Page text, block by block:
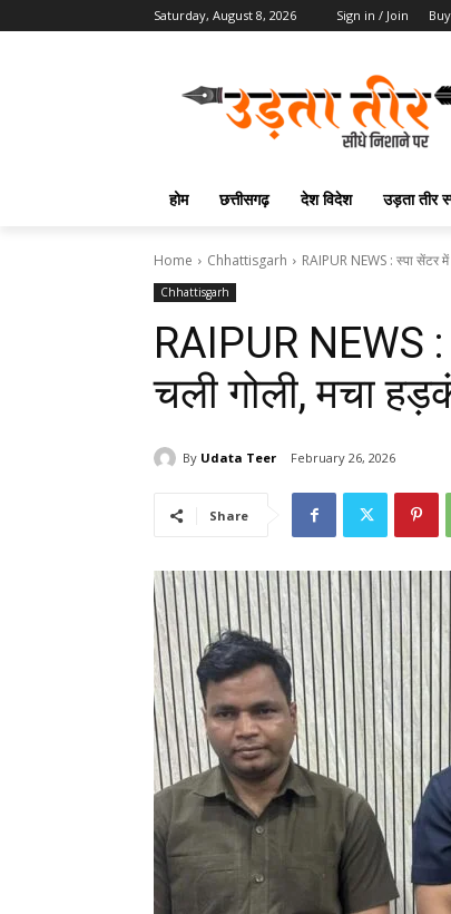
Saturday, August 8, 2026 Sign in / Join
होम छत्तीसगढ़ देश विदेश उड़ता तीर
Home Chhattisgarh RAIPUR NEWS : स्पा सेंटर
Chhattisgarh
RAIPUR NEWS
चली गोली, मचा
By Udata Teer February 26, 2026
Share